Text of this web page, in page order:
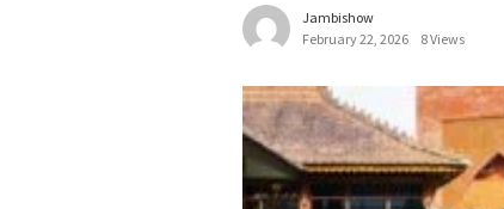
Jambishow
February 22, 2026
8 Views